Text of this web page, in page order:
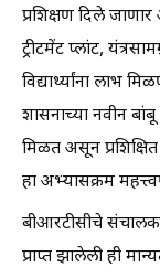
प्रशिक्षण दिले
ट्रीटमेंट प्लांट,
विद्यार्थ्यांना लाभ
शासनाच्या नवीन
मिळत असून
हा अभ्यासक्रम
बीआरटीसीचे
प्राप्त झालेली ही